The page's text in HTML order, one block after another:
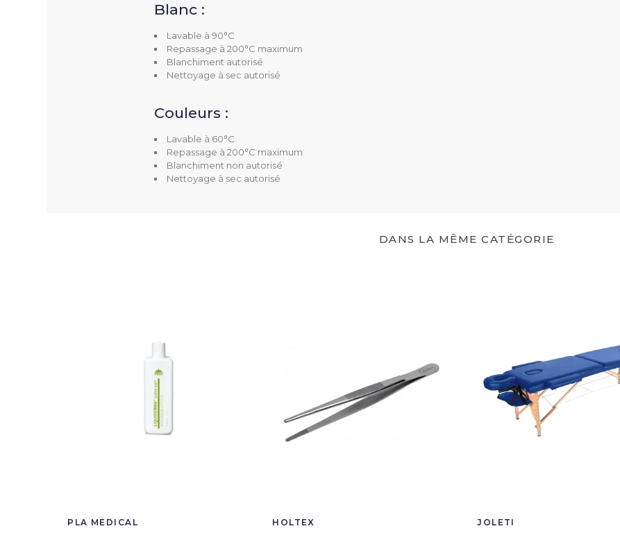
Blanc :
Lavable à 90°C
Repassage à 200°C maximum
Blanchiment autorisé
Nettoyage à sec autorisé
Couleurs :
Lavable à 60°C
Repassage à 200°C maximum
Blanchiment non autorisé
Nettoyage à sec autorisé
DANS LA MÊME CATÉGORIE
PLA MEDICAL HOLTEX JOLETI